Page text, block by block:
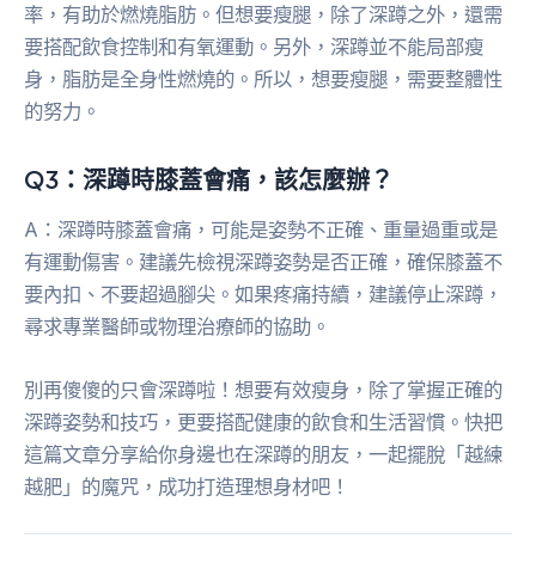
率，有助於燃燒脂肪。但想要瘦腿，除了深蹲之外，還需
要搭配飲食控制和有氧運動。另外，深蹲並不能局部瘦
身，脂肪是全身性燃燒的。所以，想要瘦腿，需要整體性
的努力。
Q3：深蹲時膝蓋會痛，該怎麼辦？
A：深蹲時膝蓋會痛，可能是姿勢不正確、重量過重或是
有運動傷害。建議先檢視深蹲姿勢是否正確，確保膝蓋不
要內扣、不要超過腳尖。如果疼痛持續，建議停止深蹲，
尋求專業醫師或物理治療師的協助。
別再傻傻的只會深蹲啦！想要有效瘦身，除了掌握正確的
深蹲姿勢和技巧，更要搭配健康的飲食和生活習慣。快把
這篇文章分享給你身邊也在深蹲的朋友，一起擺脫「越練
越肥」的魔咒，成功打造理想身材吧！